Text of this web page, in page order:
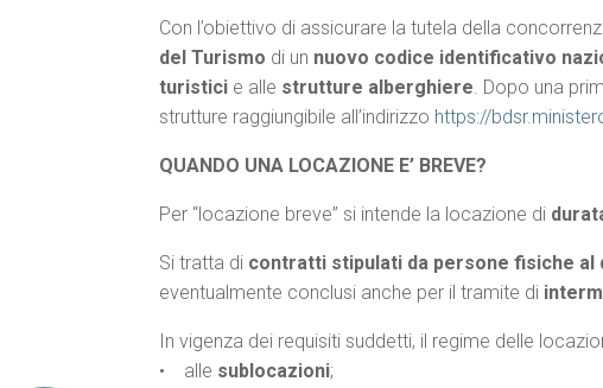
Con l’obiettivo di assicurare la tutela della
del Turismo di un nuovo codice identificativo
turistici e alle strutture alberghiere. Dopo una
strutture raggiungibile all’indirizzo https://
QUANDO UNA LOCAZIONE E’ BREVE?
Per “locazione breve” si intende la locazione di
Si tratta di contratti stipulati da persone fisiche al
eventualmente conclusi anche per il tramite di
In vigenza dei requisiti suddetti, il regime delle
• alle sublocazioni;